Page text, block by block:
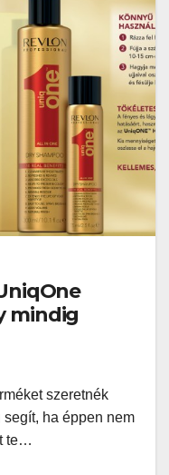
mindig
szeretnék
ha éppen nem
te…